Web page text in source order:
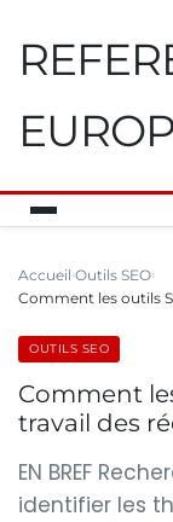
Accueil Outils SEO
Comment les outils
OUTILS SEO
Comment
travail des
EN BREF
identifier les